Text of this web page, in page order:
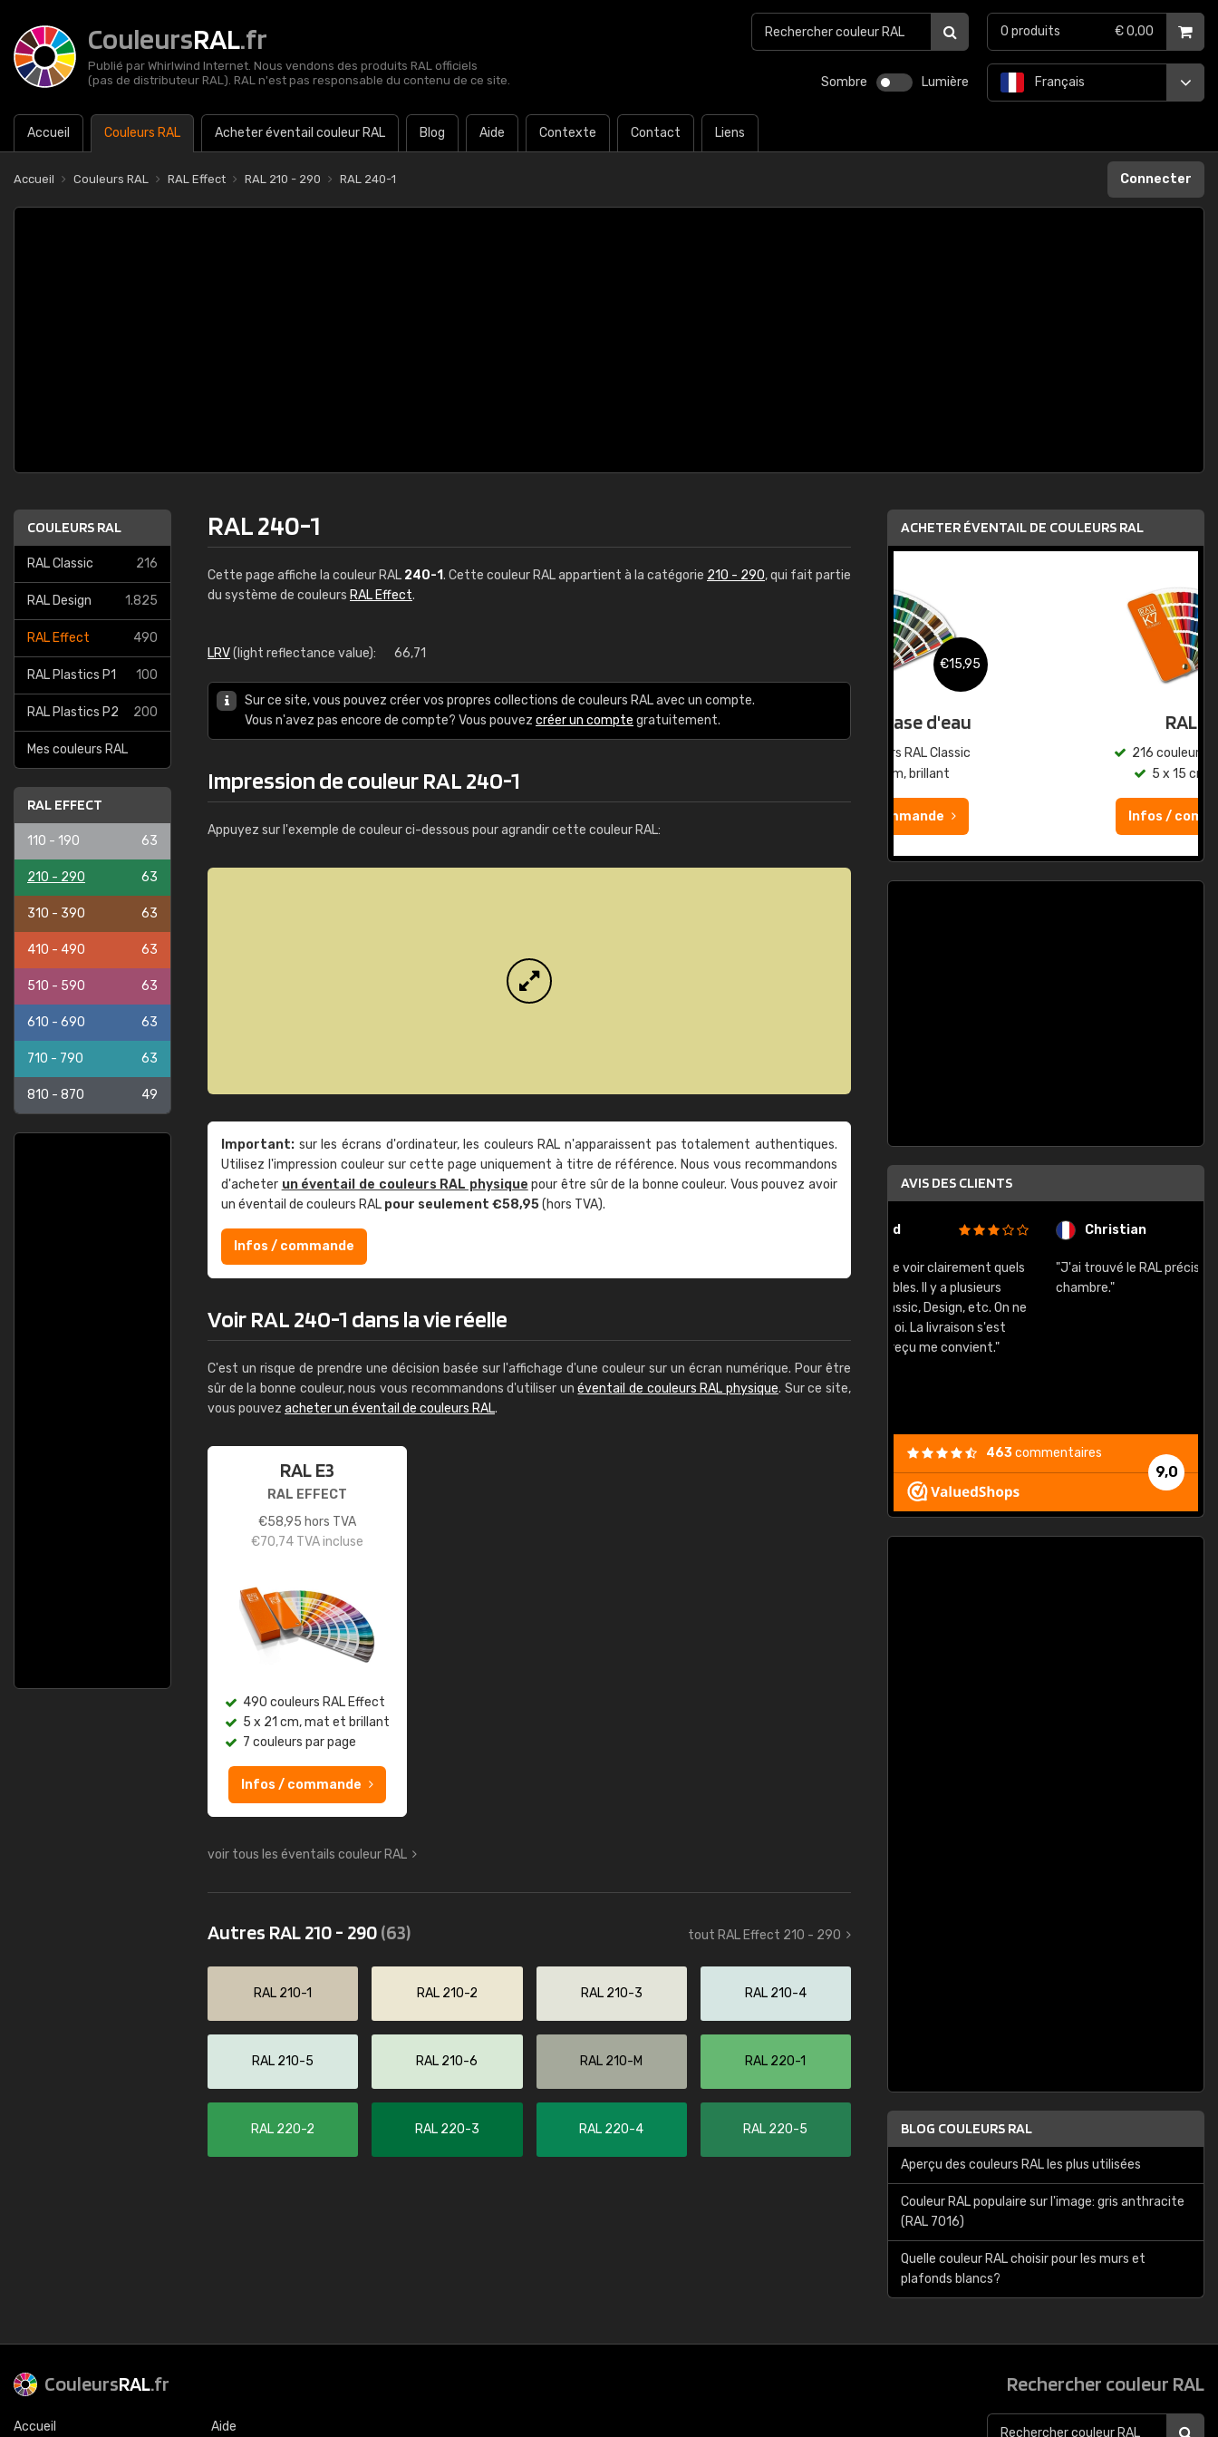
CouleursRAL.fr
Publié par Whirlwind Internet. Nous vendons des produits RAL officiels
(pas de distributeur RAL). RAL n'est pas responsable du contenu de ce site.
Sombre Lumière
Accueil Couleurs RAL Acheter éventail couleur RAL Blog Aide Contexte Contact Liens
Français
0 produits € 0,00
Accueil Couleurs RAL RAL Effect RAL 210 - 290 RAL 240-1 Connecter
COULEURS RAL
RAL Classic 216
RAL Design 1.825
RAL Effect 490
RAL Plastics P1 100
RAL Plastics P2 200
Mes couleurs RAL
RAL EFFECT
110 - 190 63
210 - 290 63
310 - 390 63
410 - 490 63
510 - 590 63
610 - 690 63
710 - 790 63
810 - 870 49
RAL 240-1
Cette page affiche la couleur RAL 240-1. Cette couleur RAL appartient à la catégorie 210 - 290, qui fait partie
du système de couleurs RAL Effect.
LRV(light reflectance value): 66,71
Sur ce site, vous pouvez créer vos propres collections de couleurs RAL avec un compte.
Vous n'avez pas encore de compte? Vous pouvez créer un compte gratuitement.
Impression de couleur RAL 240-1
Appuyez sur l'exemple de couleur ci-dessous pour agrandir cette couleur RAL:
Important: sur les écrans d'ordinateur, les couleurs RAL n'apparaissent pas totalement authentiques.
Utilisez l'impression couleur sur cette page uniquement à titre de référence. Nous vous recommandons
d'acheter un éventail de couleurs RAL physique pour être sûr de la bonne couleur. Vous pouvez avoir
un éventail de couleurs RAL pour seulement €58,95(hors TVA).
Infos / commande
Voir RAL 240-1 dans la vie réelle
C'est un risque de prendre une décision basée sur l'affichage d'une couleur sur un écran numérique. Pour être
sûr de la bonne couleur, nous vous recommandons d'utiliser unéventail de couleurs RAL physique. Sur ce site,
vous pouvez acheter un éventail de couleurs RAL.
RAL E3
RAL EFFECT
€58,95 hors TVA
€70,74 TVA incluse
490 couleurs RAL Effect
5 x 21 cm, mat et brillant
7 couleurs par page
Infos / commande
voir tous les éventails couleur RAL
Autres RAL 210 - 290(63) tout RAL Effect 210 - 290
RAL 210-1 RAL 210-2 RAL 210-3 RAL 210-4
RAL 210-5 RAL 210-6 RAL 210-M RAL 220-1
RAL 220-2 RAL 220-3 RAL 220-4 RAL 220-5
ACHETER ÉVENTAIL DE COULEURS RAL
RAL K7 à base d'eau
216 couleurs RAL Classic
AVIS DES CLIENTS
Christian
"J'ai trouvé le RAL précis pour le ton de ma
chambre."
9,0
463commentaires
BLOG COULEURS RAL
Aperçu des couleurs RAL les plus utilisées
Couleur RAL populaire sur l'image: gris anthracite
(RAL 7016)
Quelle couleur RAL choisir pour les murs et
plafonds blancs?
CouleursRAL.fr
Accueil Aide
Rechercher couleur RAL